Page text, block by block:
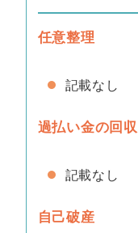
任意整理
記載なし
過払い金の回収
記載なし
自己破産